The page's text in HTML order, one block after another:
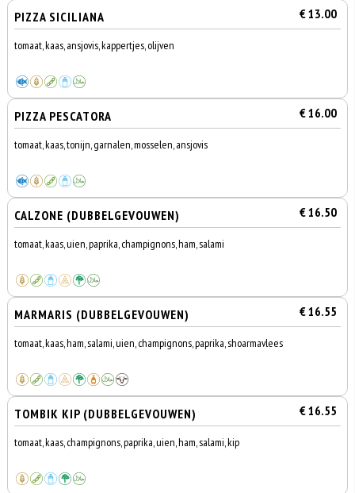
PIZZA SICILIANA € 13.00
tomaat, kaas, ansjovis, kappertjes, olijven
PIZZA PESCATORA € 16.00
tomaat, kaas, tonijn, garnalen, mosselen, ansjovis
CALZONE (DUBBELGEVOUWEN) € 16.50
tomaat, kaas, uien, paprika, champignons, ham, salami
MARMARIS (DUBBELGEVOUWEN) € 16.55
tomaat, kaas, ham, salami, uien, champignons, paprika, shoarmavlees
TOMBIK KIP (DUBBELGEVOUWEN) € 16.55
tomaat, kaas, champignons, paprika, uien, ham, salami, kip